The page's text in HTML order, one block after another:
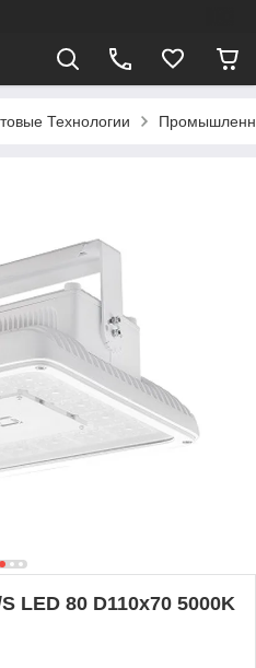
Технологии
LED 80 D110x70 5000K